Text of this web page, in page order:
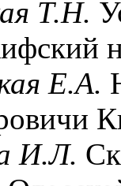
Т.Н.
Е.А.
И.Л.